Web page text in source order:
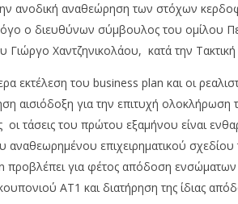
Περιφέρεια Αττικής:
πρώτο Παρατηρητήριο
29/06/2023
pressroom
ανοδική αναθεώρηση των στόχων
ο διευθύνων σύμβουλος του ομίλου
Γιώργο Χαντζηνικολάου, κατά την
εκτέλεση του business plan και οι
αισιόδοξη για την επιτυχή
οι τάσεις του πρώτου εξαμήνου είναι
αναθεωρημένου επιχειρηματικού σχεδίου
προβλέπει για φέτος απόδοση
ΑΤ1 και διατήρηση της ίδιας